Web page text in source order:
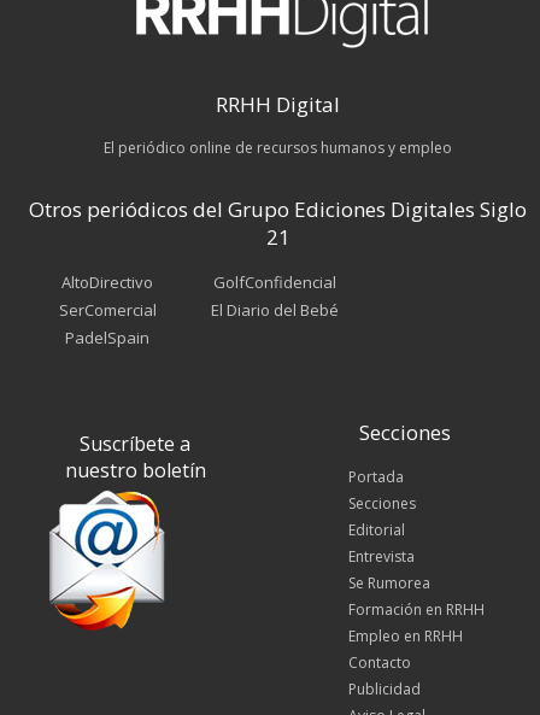
RRHH Digital
El periódico online de recursos humanos y empleo
Otros periódicos del Grupo Ediciones Digitales Siglo
21
AltoDirectivo
SerComercial
PadelSpain
GolfConfidencial
El Diario del Bebé
Suscríbete a
nuestro boletín
Secciones
Portada
Secciones
Editorial
Entrevista
Se Rumorea
Formación en RRHH
Empleo en RRHH
Contacto
Publicidad